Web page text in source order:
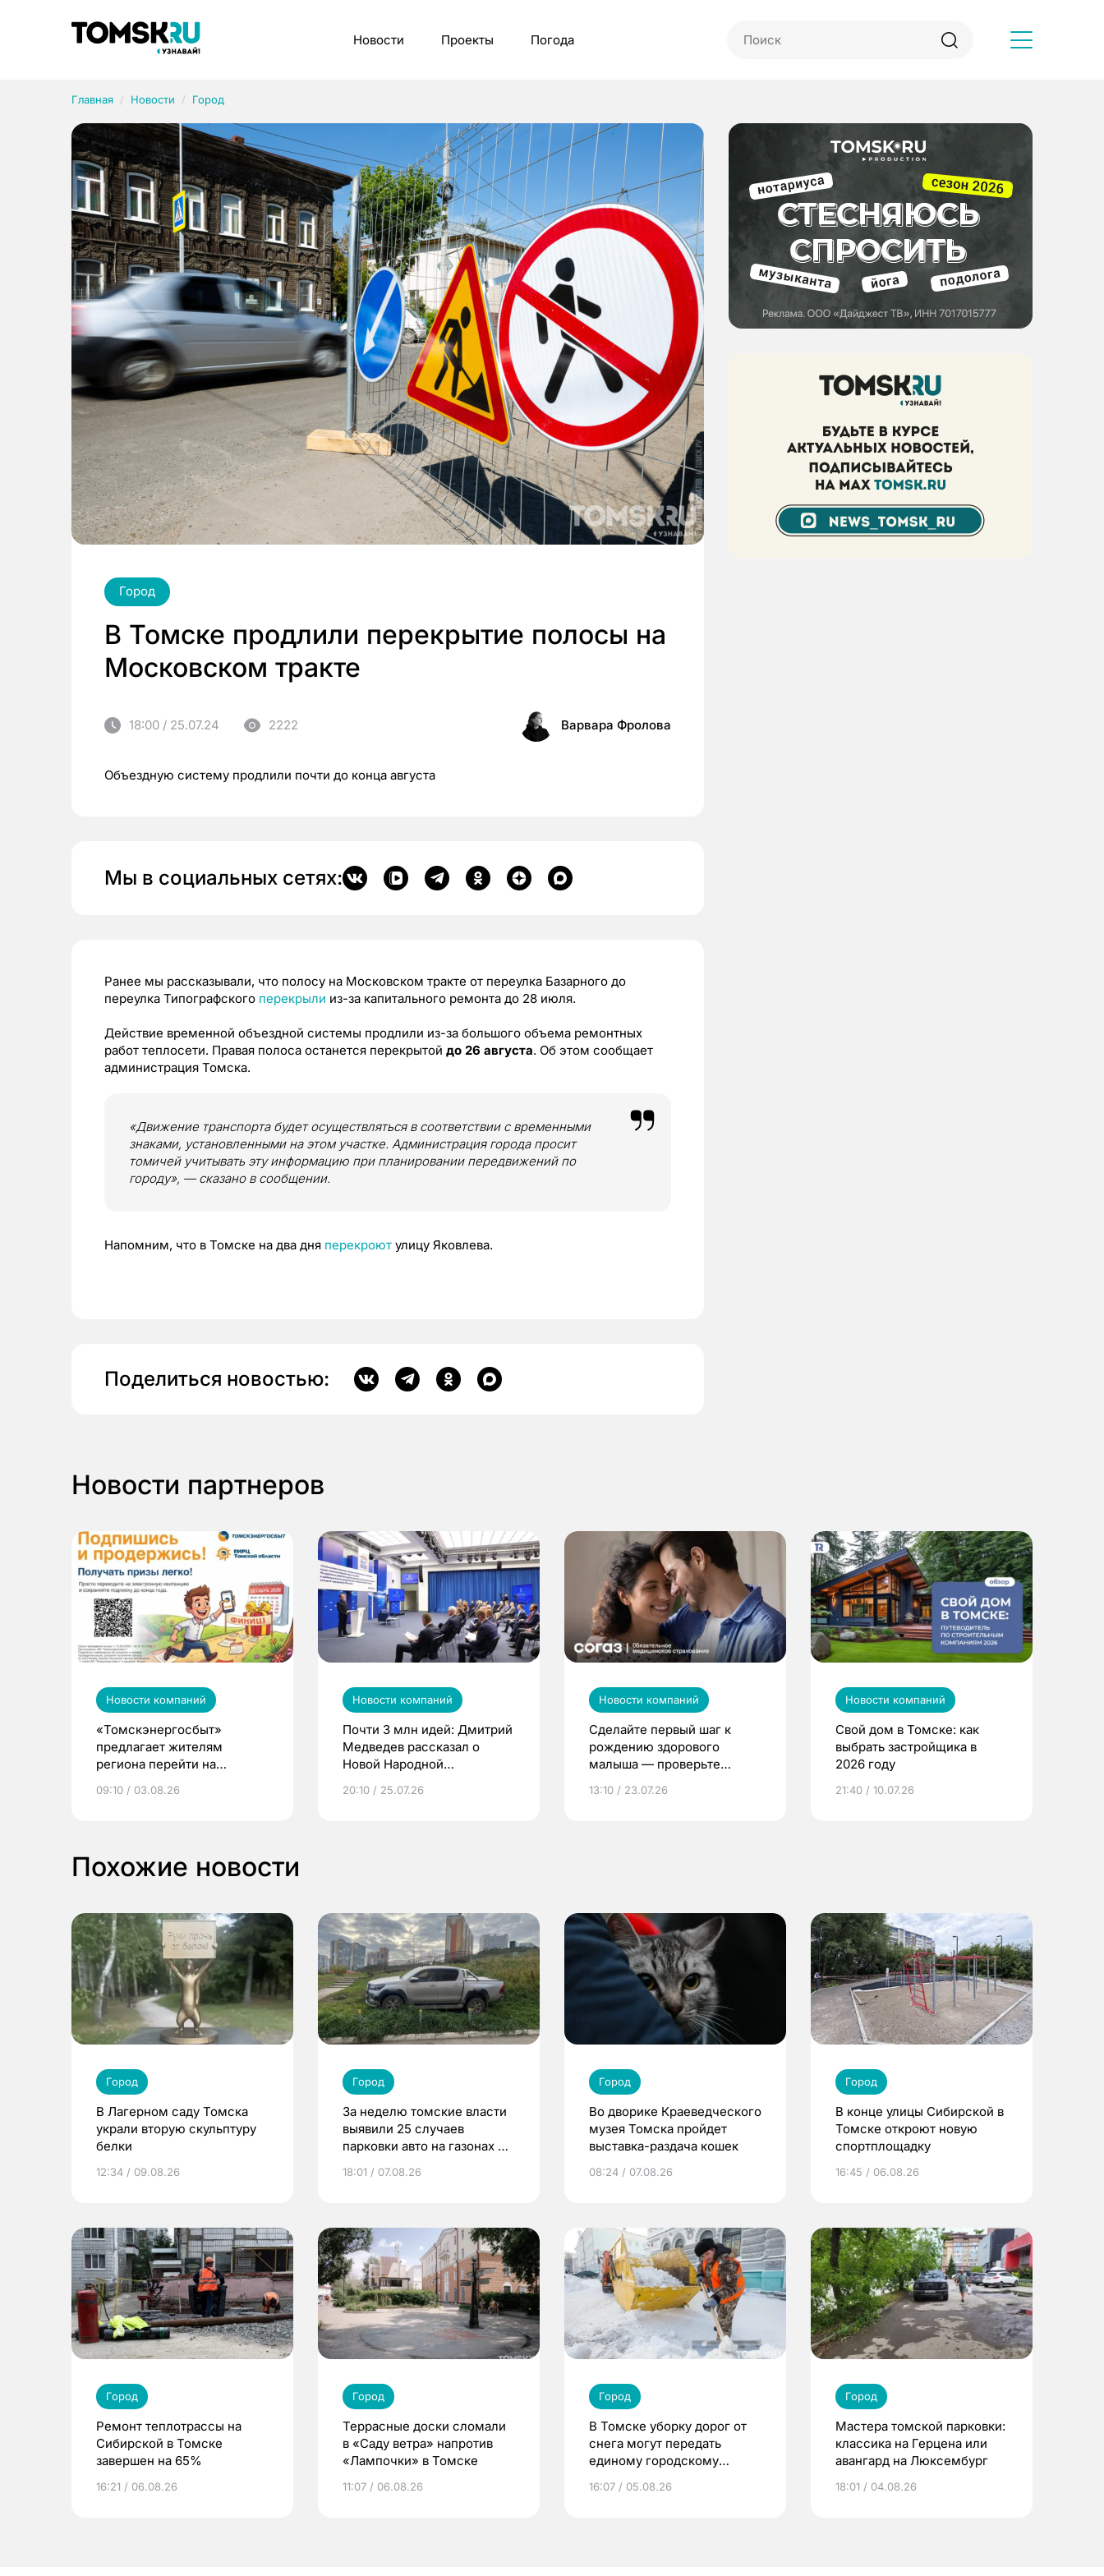
Новости Проекты Погода
Главная Новости Город
Город
В Томске продлили перекрытие полосы на
Московском тракте
18:00 / 25.07.24 2222 Варвара Фролова
Объездную систему продлили почти до конца августа
Мы в социальных сетях:
Ранее мы рассказывали, что полосу на Московском тракте от переулка Базарного до
переулка Типографского перекрыли из-за капитального ремонта до 28 июля.
Действие временной объездной системы продлили из-за большого объема ремонтных
работ теплосети. Правая полоса останется перекрытой до 26 августа. Об этом сообщает
администрация Томска.
«Движение транспорта будет осуществляться в соответствии с временными
знаками, установленными на этом участке. Администрация города просит
томичей учитывать эту информацию при планировании передвижений по
городу», — сказано в сообщении.
Напомним, что в Томске на два дня перекроют улицу Яковлева.
Поделиться новостью:
Новости партнеров
Новости компаний
«Томскэнергосбыт»
предлагает жителям
региона перейти на
выиграть призы
09:10 / 03.08.26
Новости компаний
Почти 3 млн идей: Дмитрий
Медведев рассказал о
Новой Народной
20:10 / 25.07.26
Новости компаний
Сделайте первый шаг к
рождению здорового
малыша — проверьте
по ОМС!
13:10 / 23.07.26
Новости компаний
Свой дом в Томске: как
выбрать застройщика в
2026 году
21:40 / 10.07.26
Похожие новости
Город
В Лагерном саду Томска
украли вторую скульптуру
белки
12:34 / 09.08.26
Город
За неделю томские власти
выявили 25 случаев
парковки авто на газонах и
18:01 / 07.08.26
Город
Во дворике Краеведческого
музея Томска пройдет
выставка-раздача кошек
08:24 / 07.08.26
Город
В конце улицы Сибирской в
Томске откроют новую
спортплощадку
16:45 / 06.08.26
Город
Ремонт теплотрассы на
Сибирской в Томске
завершен на 65%
16:21 / 06.08.26
Город
Террасные доски сломали
в «Саду ветра» напротив
«Лампочки» в Томске
11:07 / 06.08.26
Город
В Томске уборку дорог от
снега могут передать
единому городскому
16:07 / 05.08.26
Город
Мастера томской парковки:
классика на Герцена или
авангард на Люксембург
18:01 / 04.08.26
Рубрики